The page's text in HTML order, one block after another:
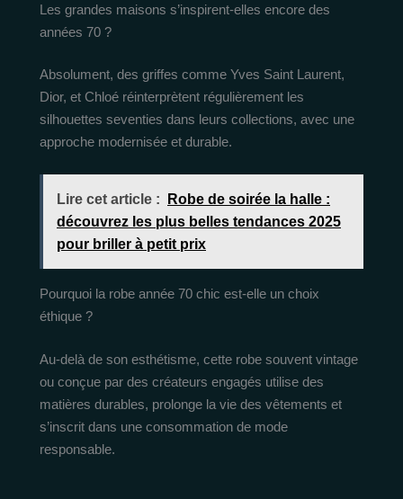
Les grandes maisons s’inspirent-elles encore des
années 70 ?
Absolument, des griffes comme Yves Saint Laurent,
Dior, et Chloé réinterprètent régulièrement les
silhouettes seventies dans leurs collections, avec une
approche modernisée et durable.
Lire cet article :
Robe de soirée la halle :
découvrez les plus belles tendances 2025
pour briller à petit prix
Pourquoi la robe année 70 chic est-elle un choix
éthique ?
Au-delà de son esthétisme, cette robe souvent vintage
ou conçue par des créateurs engagés utilise des
matières durables, prolonge la vie des vêtements et
s’inscrit dans une consommation de mode
responsable.